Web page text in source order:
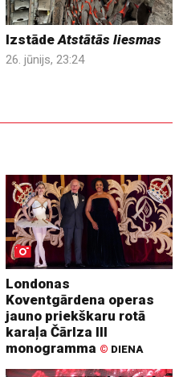
IzstādeAtstātās liesmas
26. jūnijs, 23:24
Londonas
Koventgārdena operas
jauno priekškaru rotā
karaļa Čārlza III
monogramma © DIENA